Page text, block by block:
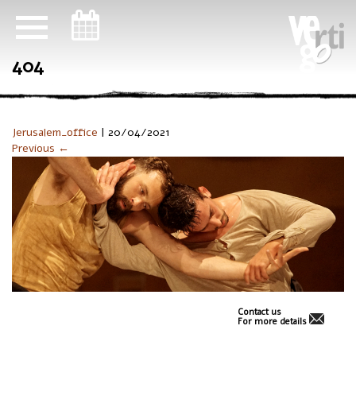
404
Jerusalem_office | 20/04/2021
Previous ←
Contact us
For more details